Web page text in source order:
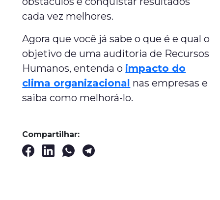
cada vez melhores.
Agora que você já sabe o que é e qual o
objetivo de uma auditoria de Recursos
Humanos, entenda o impacto do
clima organizacional nas empresas e
saiba como melhorá-lo.
Compartilhar: